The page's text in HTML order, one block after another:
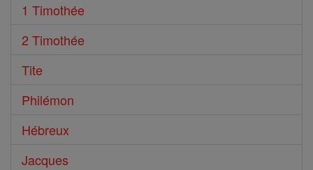
1 Timothée
2 Timothée
Tite
Philémon
Hébreux
Jacques